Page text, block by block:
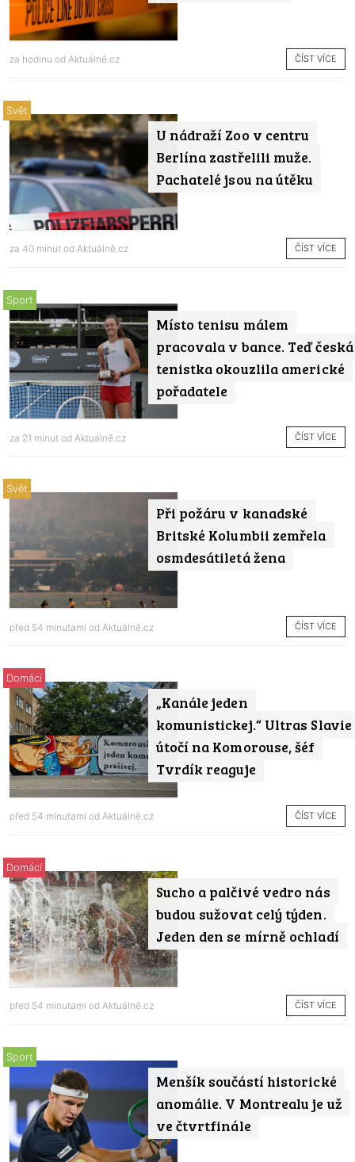
za hodinu od Aktuálně.cz ČÍST VÍCE
U nádraží Zoo v centru
Berlína zastřelili muže.
Pachatelé jsou na útěku
Svět
za 40 minut od Aktuálně.cz ČÍST VÍCE
Místo tenisu málem
pracovala v bance. Teď česká
tenistka okouzlila americké
pořadatele
Sport
za 21 minut od Aktuálně.cz ČÍST VÍCE
Při požáru v kanadské
Britské Kolumbii zemřela
osmdesátiletá žena
Svět
před 54 minutami od Aktuálně.cz ČÍST VÍCE
„Kanále jeden
komunistickej.“ Ultras Slavie
útočí na Komorouse, šéf
Tvrdík reaguje
Domácí
před 54 minutami od Aktuálně.cz ČÍST VÍCE
Sucho a palčivé vedro nás
budou sužovat celý týden.
Jeden den se mírně ochladí
Domácí
před 54 minutami od Aktuálně.cz ČÍST VÍCE
Menšík součástí historické
anomálie. V Montrealu je už
ve čtvrtfinále
Sport